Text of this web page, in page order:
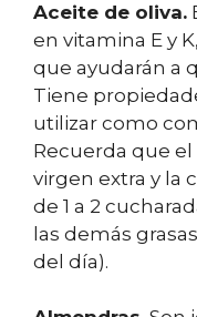
Aceite de oliva.
en vitamina E y
que ayudarán a
Tiene
utilizar como
Recuerda que
virgen extra y la
de 1 a 2
las demás
del día).